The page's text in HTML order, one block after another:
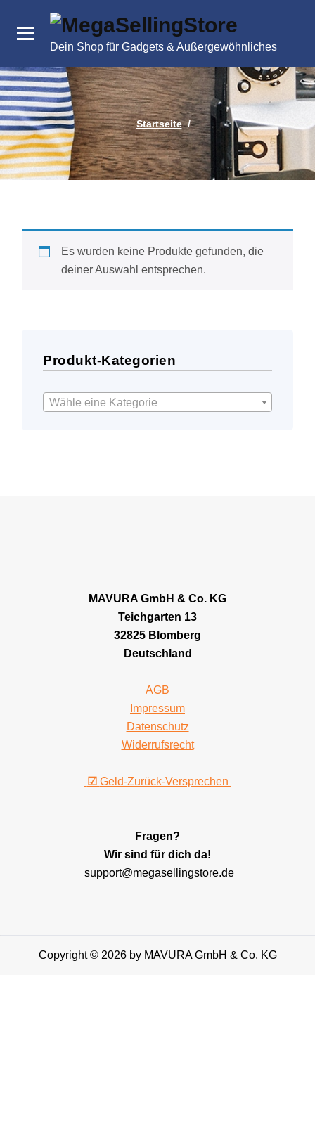
Inhalt
Dein Shop für Gadgets & Außergewöhnliches
Startseite/
Es wurden keine Produkte gefunden, die
deiner Auswahl entsprechen.
Produkt-Kategorien
Wähle eine Kategorie
MAVURA GmbH & Co. KG
Teichgarten 13
32825 Blomberg
Deutschland
AGB
Impressum
Datenschutz
Widerrufsrecht
☑ Geld-Zurück-Versprechen
Fragen?
Wir sind für dich da!
support@megasellingstore.de
Copyright © 2026 by MAVURA GmbH & Co. KG